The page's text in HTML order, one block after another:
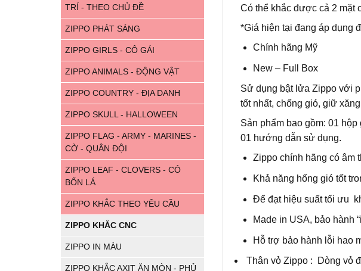
TRÍ - THEO CHỦ ĐỀ
ZIPPO PHÁT SÁNG
ZIPPO GIRLS - CÔ GÁI
ZIPPO ANIMALS - ĐỘNG VẬT
ZIPPO COUNTRY - ĐỊA DANH
ZIPPO SKULL - HALLOWEEN
ZIPPO FLAG - ARMY - MARINES -
CỜ - QUÂN ĐỘI
ZIPPO LEAF - CLOVERS - CỎ
BỐN LÁ
ZIPPO KHẮC THEO YÊU CẦU
ZIPPO KHẮC CNC
ZIPPO IN MÀU
ZIPPO KHẮC AXIT ĂN MÒN - PHỦ
Có thể khắc được cả 2 mặt
*Giá hiện tại đang áp dụng
Chính hãng Mỹ
New – Full Box
Sử dụng bật lửa Zippo với
tốt nhất, chống gió, giữ
Sản phẩm bao gồm: 01
01 hướng dẫn sử dụng.
Zippo chính hãng có âm
Khả năng hống gió tốt
Để đạt hiệu suất tối ưu
Made in USA, bảo hành
Hỗ trợ bảo hành lỗi hao
Thân vỏ Zippo : Dòng vỏ